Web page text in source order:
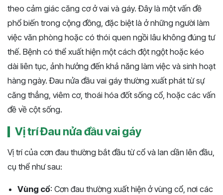
theo cảm giác căng cơ ở vai và gáy. Đây là một vấn đề
phổ biến trong cộng đồng, đặc biệt là ở những người làm
việc văn phòng hoặc có thói quen ngồi lâu không đúng tư
thế. Bệnh có thể xuất hiện một cách đột ngột hoặc kéo
dài liên tục, ảnh hưởng đến khả năng làm việc và sinh hoạt
hàng ngày. Đau nửa đầu vai gáy thường xuất phát từ sự
căng thẳng, viêm cơ, thoái hóa đốt sống cổ, hoặc các vấn
đề về cột sống.
Vị trí Đau nửa đầu vai gáy
Vị trí của cơn đau thường bắt đầu từ cổ và lan dần lên đầu,
cụ thể như sau:
Vùng cổ: Cơn đau thường xuất hiện ở vùng cổ, nơi các